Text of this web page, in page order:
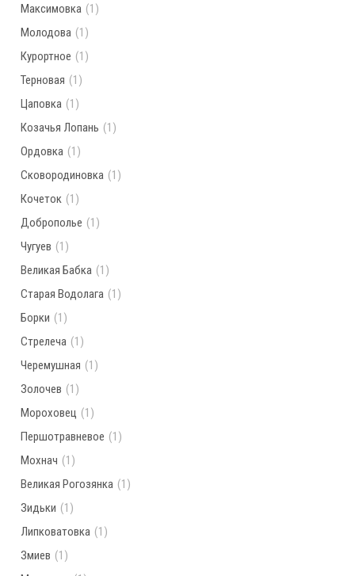
Максимовка (1)
Молодова (1)
Курортное (1)
Терновая (1)
Цаповка (1)
Козачья Лопань (1)
Ордовка (1)
Сковородиновка (1)
Кочеток (1)
Доброполье (1)
Чугуев (1)
Великая Бабка (1)
Старая Водолага (1)
Борки (1)
Стрелеча (1)
Черемушная (1)
Золочев (1)
Мороховец (1)
Першотравневое (1)
Мохнач (1)
Великая Рогозянка (1)
Зидьки (1)
Липковатовка (1)
Змиев (1)